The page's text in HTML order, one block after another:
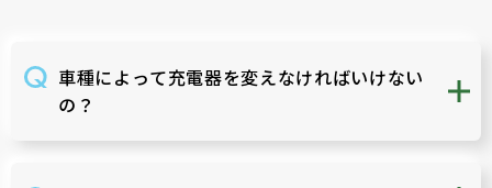
車種によって充電器を変えなければいけない
の？